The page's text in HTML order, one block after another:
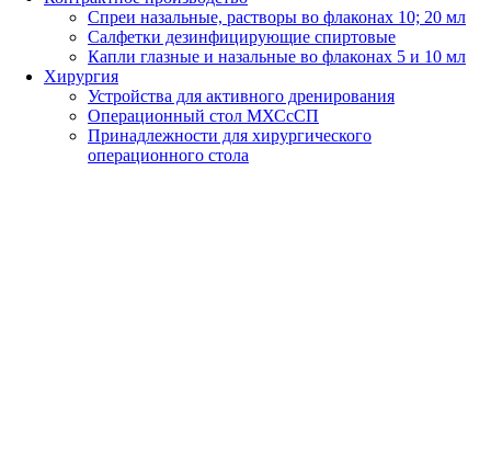
Спреи назальные, растворы во флаконах 10; 20 мл
Салфетки дезинфицирующие спиртовые
Капли глазные и назальные во флаконах 5 и 10 мл
Хирургия
Устройства для активного дренирования
Операционный стол МХСсСП
Принадлежности для хирургического
операционного стола